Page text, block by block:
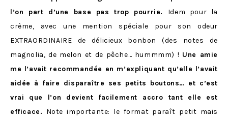
l’on part d’une base pas trop pourrie. Idem pour la
crème, avec une mention spéciale pour son odeur
EXTRAORDINAIRE de délicieux bonbon (des notes de
magnolia, de melon et de pêche… hummmm) ! Une amie
me l’avait recommandée en m’expliquant qu’elle l’avait
aidée à faire disparaître ses petits boutons… et c’est
vrai que l’on devient facilement accro tant elle est
efficace. Note importante: le format paraît petit mais